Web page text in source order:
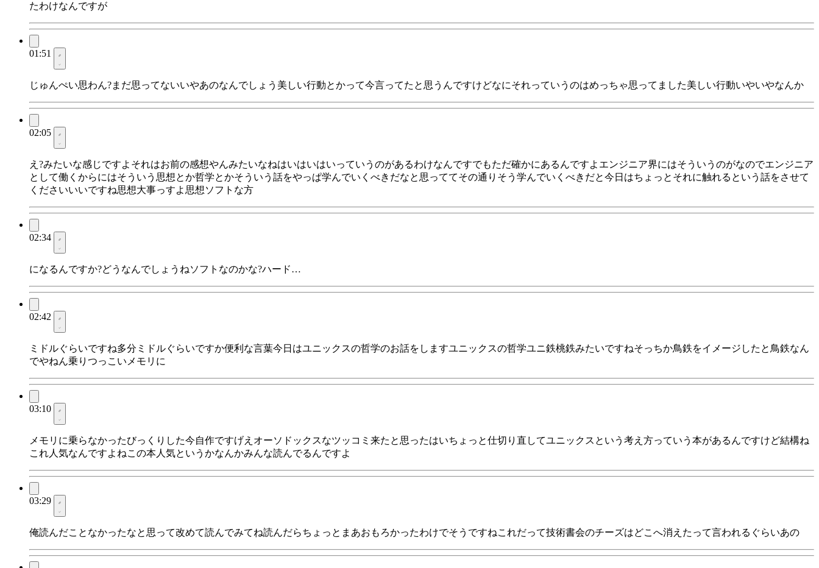
たわけなんですが
01:51
じゅんぺい思わん?まだ思ってないいやあのなんでしょう美しい行動とかって今言ってたと思うんですけどなにそれっていうのはめっちゃ思ってました美しい行動いやいやなんか
02:05
え?みたいな感じですよそれはお前の感想やんみたいなねはいはいはいっていうのがあるわけなんですでもただ確かにあるんですよエンジニア界にはそういうのがなのでエンジニア
として働くからにはそういう思想とか哲学とかそういう話をやっぱ学んでいくべきだなと思っててその通りそう学んでいくべきだと今日はちょっとそれに触れるという話をさせて
くださいいいですね思想大事っすよ思想ソフトな方
02:34
になるんですか?どうなんでしょうねソフトなのかな?ハード…
02:42
ミドルぐらいですね多分ミドルぐらいですか便利な言葉今日はユニックスの哲学のお話をしますユニックスの哲学ユニ鉄桃鉄みたいですねそっちか鳥鉄をイメージしたと鳥鉄なん
でやねん乗りつっこいメモリに
03:10
メモリに乗らなかったびっくりした今自作ですげえオーソドックスなツッコミ来たと思ったはいちょっと仕切り直してユニックスという考え方っていう本があるんですけど結構ね
これ人気なんですよねこの本人気というかなんかみんな読んでるんですよ
03:29
俺読んだことなかったなと思って改めて読んでみてね読んだらちょっとまあおもろかったわけでそうですねこれだって技術書会のチーズはどこへ消えたって言われるぐらいあの